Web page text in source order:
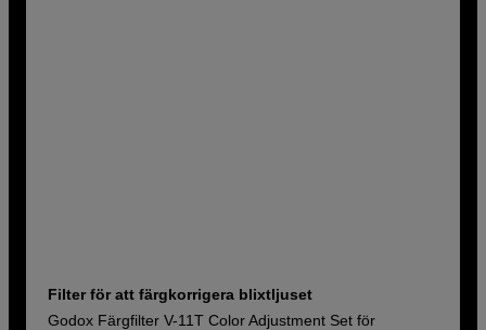
Filter för att färgkorrigera blixtljuset
Godox Färgfilter V-11T Color Adjustment Set för